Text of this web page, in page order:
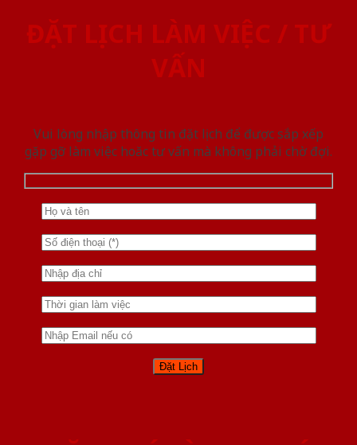
ĐẶT LỊCH LÀM VIỆC / TƯ
VẤN
Vui lòng nhập thông tin đặt lịch để được sắp xếp
gặp gỡ làm việc hoăc tư vấn mà không phải chờ đợi.